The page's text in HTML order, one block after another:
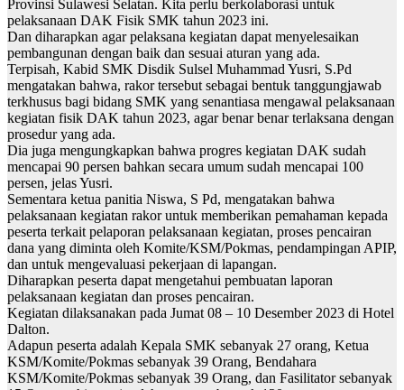
Provinsi Sulawesi Selatan. Kita perlu berkolaborasi untuk
pelaksanaan DAK Fisik SMK tahun 2023 ini.
Dan diharapkan agar pelaksana kegiatan dapat menyelesaikan
pembangunan dengan baik dan sesuai aturan yang ada.
Terpisah, Kabid SMK Disdik Sulsel Muhammad Yusri, S.Pd
mengatakan bahwa, rakor tersebut sebagai bentuk tanggungjawab
terkhusus bagi bidang SMK yang senantiasa mengawal pelaksanaan
kegiatan fisik DAK tahun 2023, agar benar benar terlaksana dengan
prosedur yang ada.
Dia juga mengungkapkan bahwa progres kegiatan DAK sudah
mencapai 90 persen bahkan secara umum sudah mencapai 100
persen, jelas Yusri.
Sementara ketua panitia Niswa, S Pd, mengatakan bahwa
pelaksanaan kegiatan rakor untuk memberikan pemahaman kepada
peserta terkait pelaporan pelaksanaan kegiatan, proses pencairan
dana yang diminta oleh Komite/KSM/Pokmas, pendampingan APIP,
dan untuk mengevaluasi pekerjaan di lapangan.
Diharapkan peserta dapat mengetahui pembuatan laporan
pelaksanaan kegiatan dan proses pencairan.
Kegiatan dilaksanakan pada Jumat 08 – 10 Desember 2023 di Hotel
Dalton.
Adapun peserta adalah Kepala SMK sebanyak 27 orang, Ketua
KSM/Komite/Pokmas sebanyak 39 Orang, Bendahara
KSM/Komite/Pokmas sebanyak 39 Orang, dan Fasilitator sebanyak